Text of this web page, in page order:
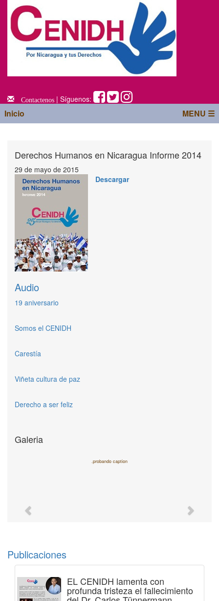
Contactenos | Síguenos:
Inicio MENU ☰
Derechos Humanos en Nicaragua Informe 2014
29 de mayo de 2015
Descargar
Audio
19 aniversario
Somos el CENIDH
Carestía
Viñeta cultura de paz
Derecho a ser feliz
Galeria
.probando caption
Previous Next
Publicaciones
EL CENIDH lamenta con
profunda tristeza el fallecimiento